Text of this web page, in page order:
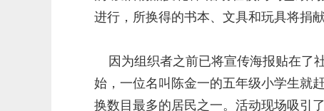
进行，所换得的书本、文具和玩具将捐
因为组织者之前已将宣传海报贴在了
始，一位名叫陈金一的五年级小学生就
换数目最多的居民之一。活动现场吸引